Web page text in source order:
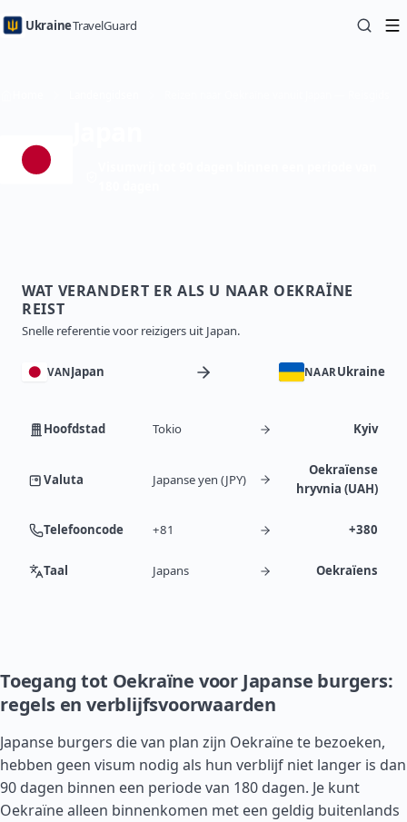
UkraineTravelGuard
WAT VERANDERT ER ALS U NAAR OEKRAÏNE
REIST
Snelle referentie voor reizigers uit Japan.
VANJapan NAAR Ukraine
Hoofdstad Tokio Kyiv
Valuta Japanse yen (JPY)
Oekraïense
hryvnia (UAH)
Telefooncode +81 +380
Taal Japans Oekraïens
Toegang tot Oekraïne voor Japanse burgers:
regels en verblijfsvoorwaarden
Japanse burgers die van plan zijn Oekraïne te bezoeken,
hebben geen visum nodig als hun verblijf niet langer is dan
90 dagen binnen een periode van 180 dagen. Je kunt
Oekraïne alleen binnenkomen met een geldig buitenlands